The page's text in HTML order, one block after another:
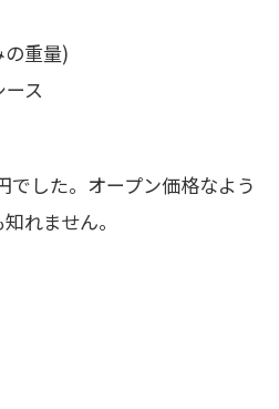
重量)
ス
した。オープン価格なよう
れません。